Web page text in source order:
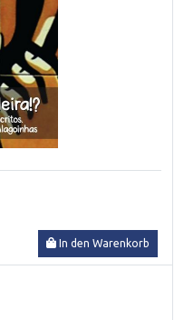
In den Warenkorb